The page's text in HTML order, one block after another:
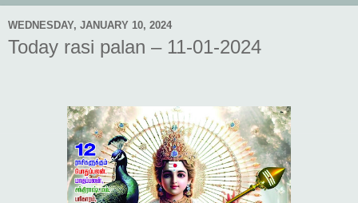
WEDNESDAY, JANUARY 10, 2024
Today rasi palan – 11-01-2024